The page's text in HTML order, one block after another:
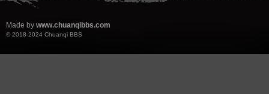
Made by www.chuanqibbs.com
© 2018-2024 Chuanqi BBS